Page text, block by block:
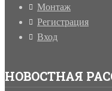
Монтаж
Регистрация
Вход
НОВОСТНАЯ